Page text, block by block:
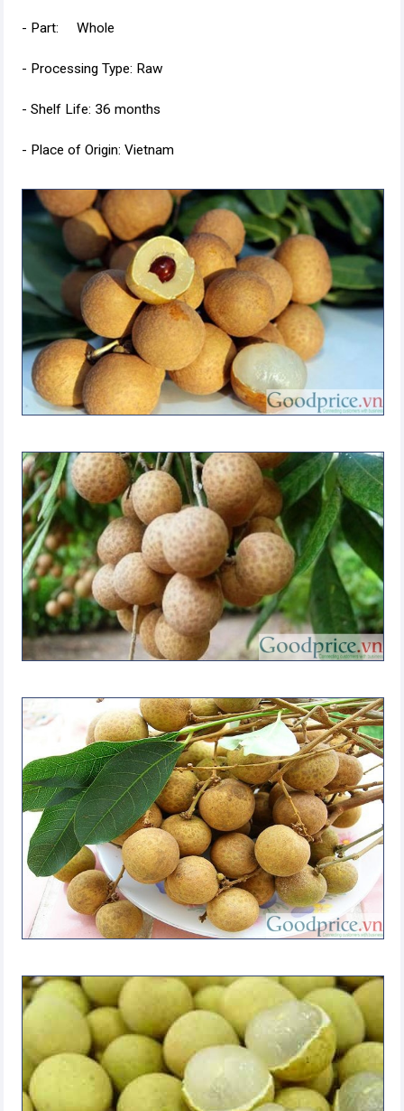
- Part: Whole
- Processing Type: Raw
- Shelf Life: 36 months
- Place of Origin: Vietnam